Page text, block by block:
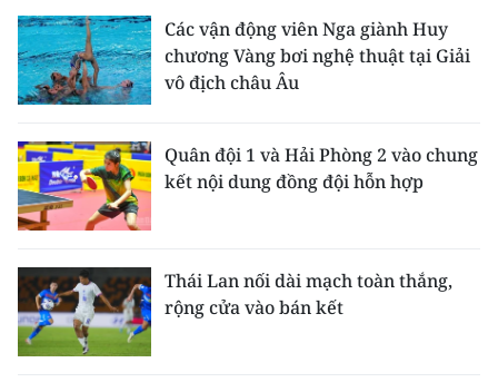
Các vận động viên Nga giành Huy
chương Vàng bơi nghệ thuật tại Giải
vô địch châu Âu
Quân đội 1 và Hải Phòng 2 vào chung
kết nội dung đồng đội hỗn hợp
Thái Lan nối dài mạch toàn thắng,
rộng cửa vào bán kết